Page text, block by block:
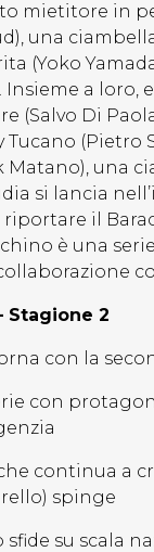
mietitore in
una
(Yoko
Insieme a loro,
(Salvo Di
Tucano (Pietro
Matano), una
si lancia
il
è una
Stagione 2
con la
con
continua a
spinge
sfide su scala